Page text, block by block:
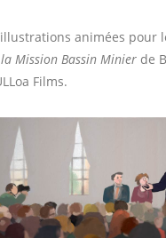
animées pour
Mission Bassin Minier de
Films.